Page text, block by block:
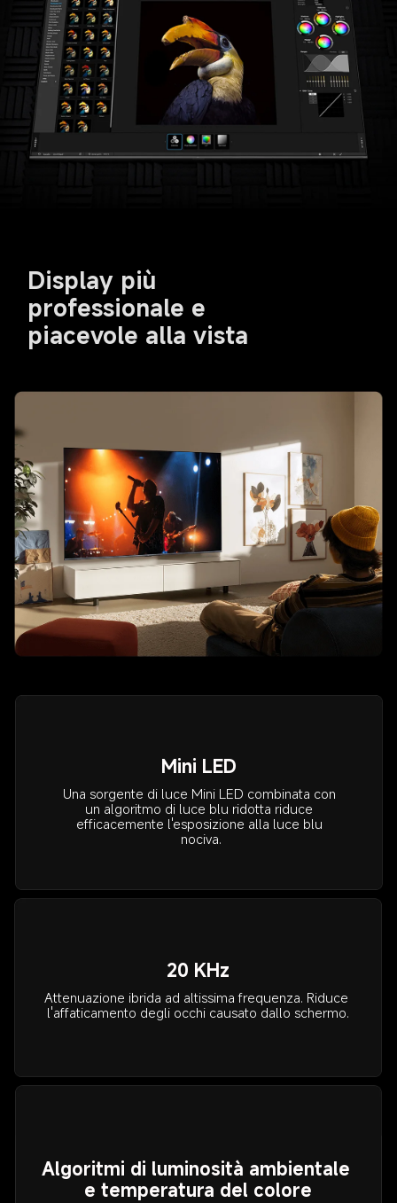
Display più
professionale e
piacevole alla vista
Mini LED
Una sorgente di luce Mini LED combinata con
un algoritmo di luce blu ridotta riduce
efficacemente l'esposizione alla luce blu
nociva.
20 KHz
Attenuazione ibrida ad altissima frequenza. Riduce
l'affaticamento degli occhi causato dallo schermo.
Algoritmi di luminosità ambientale
e temperatura del colore